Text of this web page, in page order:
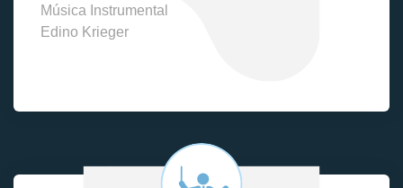
Música Instrumental
Edino Krieger